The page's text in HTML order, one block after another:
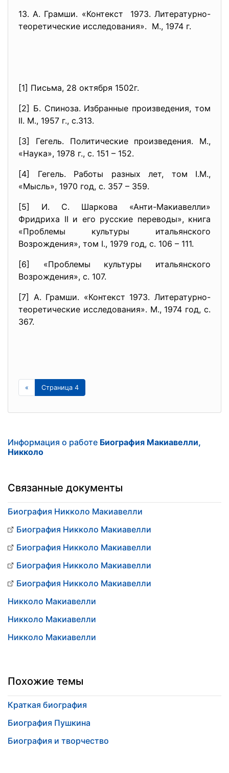
13. А. Грамши. «Контекст 1973. Литературно-
теоретические исследования». М., 1974 г.
[1] Письма, 28 октября 1502г.
[2] Б. Спиноза. Избранные произведения, том
II. М., 1957 г., с.313.
[3] Гегель. Политические произведения. М.,
«Наука», 1978 г., с. 151 – 152.
[4] Гегель. Работы разных лет, том I.М.,
«Мысль», 1970 год, с. 357 – 359.
[5] И. С. Шаркова «Анти-Макиавелли»
Фридриха II и его русские переводы», книга
«Проблемы культуры итальянского
Возрождения», том I., 1979 год, с. 106 – 111.
[6] «Проблемы культуры итальянского
Возрождения», с. 107.
[7] А. Грамши. «Контекст 1973. Литературно-
теоретические исследования». М., 1974 год, с.
367.
« Страница 4
Информация о работе Биография Макиавелли,
Никколо
Связанные документы
Биография Никколо Макиавелли
Биография Никколо Макиавелли
Биография Никколо Макиавелли
Биография Никколо Макиавелли
Биография Никколо Макиавелли
Никколо Макиавелли
Никколо Макиавелли
Никколо Макиавелли
Похожие темы
Краткая биография
Биография Пушкина
Биография и творчество